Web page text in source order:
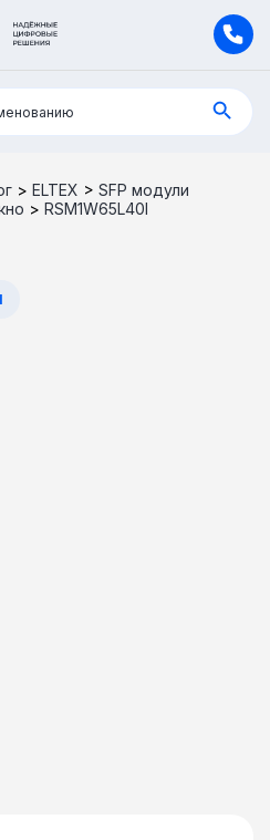
> ELTEX > SFP модули
> RSM1W65L40I